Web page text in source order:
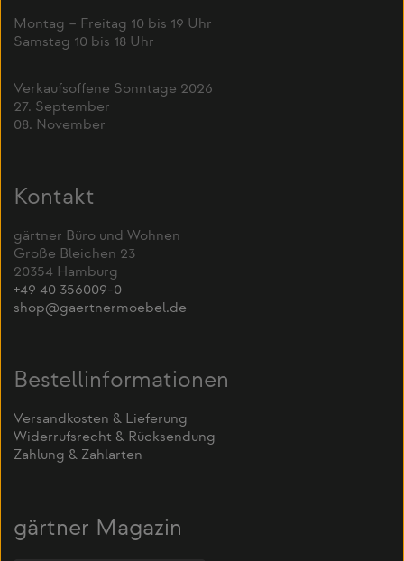
Montag – Freitag 10 bis 19 Uhr
Samstag 10 bis 18 Uhr
Verkaufsoffene Sonntage 2026
27. September
08. November
Kontakt
gärtner Büro und Wohnen
Große Bleichen 23
20354 Hamburg
+49 40 356009-0
shop@gaertnermoebel.de
Bestellinformationen
Versandkosten & Lieferung
Widerrufsrecht & Rücksendung
Zahlung & Zahlarten
gärtner Magazin